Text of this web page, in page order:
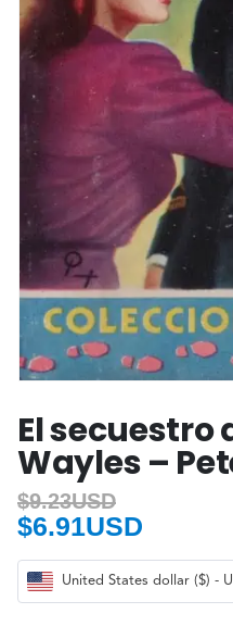
El secuestro
Wayles –
$9.23USD
$6.91USD
United States dollar ($) -